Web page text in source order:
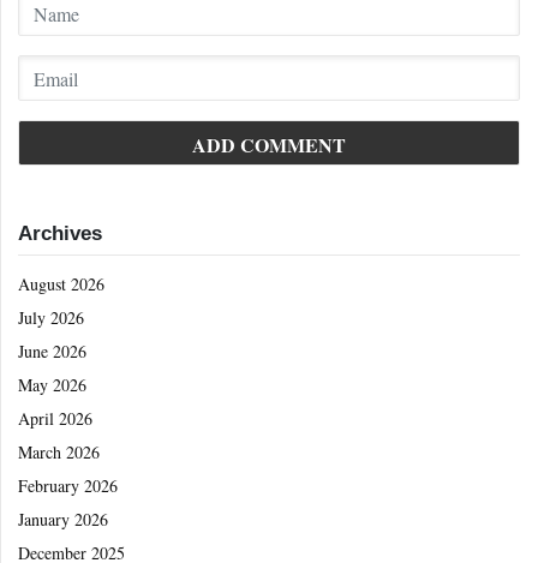
Archives
August 2026
July 2026
June 2026
May 2026
April 2026
March 2026
February 2026
January 2026
December 2025